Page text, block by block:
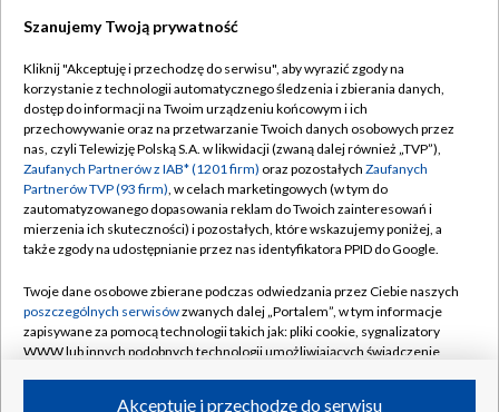
TVP
Abonament TVP
Emisja w TVP
Centrum informacji TVP
Naziemna Telewizja Cyfrowa
Rada Programowa
System NOS
Informacje o nadawcy
Regulamin TVP
Polityka prywatności
Moje zgody
Pomoc
Kontakt
Kanały
Szanujemy Twoją prywatność
Kliknij "Akceptuję i przechodzę do serwisu", aby wyrazić zgody na
korzystanie z technologii automatycznego śledzenia i zbierania danych,
dostęp do informacji na Twoim urządzeniu końcowym i ich
przechowywanie oraz na przetwarzanie Twoich danych osobowych przez
nas, czyli Telewizję Polską S.A. w likwidacji (zwaną dalej również „TVP”),
Zaufanych Partnerów z IAB* (1201 firm) oraz pozostałych Zaufanych
Partnerów TVP (93 firm), w celach marketingowych (w tym do
zautomatyzowanego dopasowania reklam do Twoich zainteresowań i
mierzenia ich skuteczności) i pozostałych, które wskazujemy poniżej, a
także zgody na udostępnianie przez nas identyfikatora PPID do Google.
Twoje dane osobowe zbierane podczas odwiedzania przez Ciebie naszych
poszczególnych serwisówzwanych dalej „Portalem”, w tym informacje
zapisywane za pomocą technologii takich jak: pliki cookie, sygnalizatory
WWW lub innych podobnych technologii umożliwiających świadczenie
Akceptuję i przechodzę do serwisu